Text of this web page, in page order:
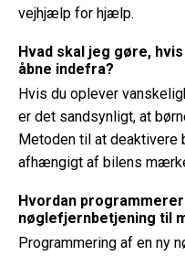
vejhjælp for hjælp.
Hvad skal jeg gøre,
åbne indefra?
Hvis du oplever
er det sandsynligt, at
Metoden til at deaktivere
afhængigt af bilens
Hvordan
nøglefjernbetjening til
Programmering af en ny